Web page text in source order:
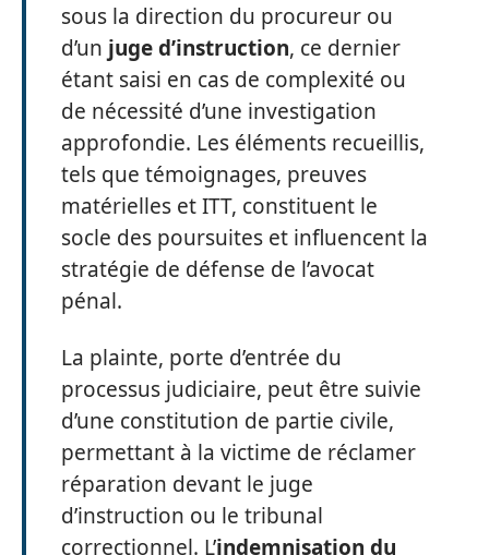
sous la direction du procureur ou
d’un juge d’instruction, ce dernier
étant saisi en cas de complexité ou
de nécessité d’une investigation
approfondie. Les éléments recueillis,
tels que témoignages, preuves
matérielles et ITT, constituent le
socle des poursuites et influencent la
stratégie de défense de l’avocat
pénal.
La plainte, porte d’entrée du
processus judiciaire, peut être suivie
d’une constitution de partie civile,
permettant à la victime de réclamer
réparation devant le juge
d’instruction ou le tribunal
correctionnel. L’indemnisation du